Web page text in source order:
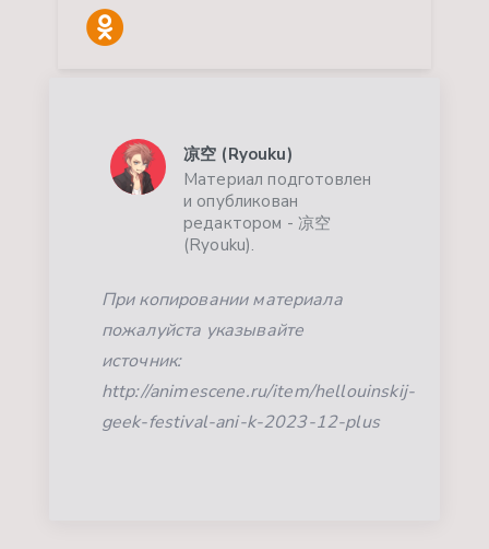
凉空 (Ryouku)
Материал подготовлен
и опубликован
редактором - 凉空
(Ryouku).
При копировании материала
пожалуйста указывайте
источник:
http://animescene.ru/item/hellouinskij-
geek-festival-ani-k-2023-12-plus